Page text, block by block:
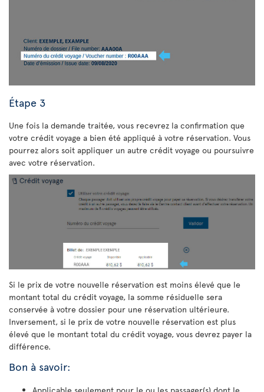
Étape 3
Une fois la demande traitée, vous recevrez la confirmation que
votre crédit voyage a bien été appliqué à votre réservation. Vous
pourrez alors soit appliquer un autre crédit voyage ou poursuivre
avec votre réservation.
Si le prix de votre nouvelle réservation est moins élevé que le
montant total du crédit voyage, la somme résiduelle sera
conservée à votre dossier pour une réservation ultérieure.
Inversement, si le prix de votre nouvelle réservation est plus
élevé que le montant total du crédit voyage, vous devrez payer la
différence.
Bon à savoir: